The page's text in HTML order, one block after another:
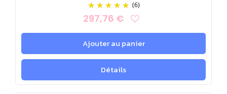
(6)
297,76 €
Ajouter au panier
Détails